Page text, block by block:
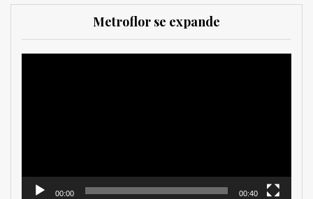
Metroflor se expande
00:00 00:40